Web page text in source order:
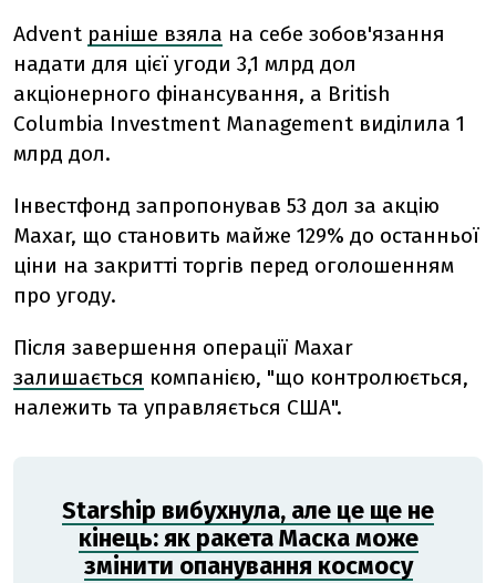
Advent раніше взяла на себе зобов'язання
надати для цієї угоди 3,1 млрд дол
акціонерного фінансування, а British
Columbia Investment Management виділила 1
млрд дол.
Інвестфонд запропонував 53 дол за акцію
Maxar, що становить майже 129% до останньої
ціни на закритті торгів перед оголошенням
про угоду.
Після завершення операції Maxar
залишається компанією, "що контролюється,
належить та управляється США".
Starship вибухнула, але це ще не
кінець: як ракета Маска може
змінити опанування космосу